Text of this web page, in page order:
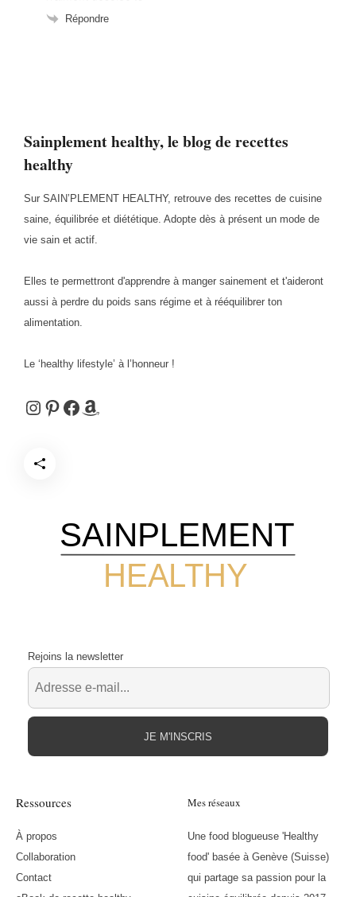
Sainplement healthy, le blog de recettes
healthy
Sur SAIN’PLEMENT HEALTHY, retrouve des recettes de cuisine
saine, équilibrée et diététique. Adopte dès à présent un mode de
vie sain et actif.
Elles te permettront d'apprendre à manger sainement et t'aideront
aussi à perdre du poids sans régime et à rééquilibrer ton
alimentation.
Le ‘healthy lifestyle’ à l’honneur !
Instagram
Pinterest
Facebook
Amazon
Répondre
HEALTHY
SAINPLEMENT
Ressources
À propos
Collaboration
Contact
Mes réseaux
Une food blogueuse 'Healthy
food' basée à Genève (Suisse)
qui partage sa passion pour la
Rejoins la newsletter
JE M'INSCRIS